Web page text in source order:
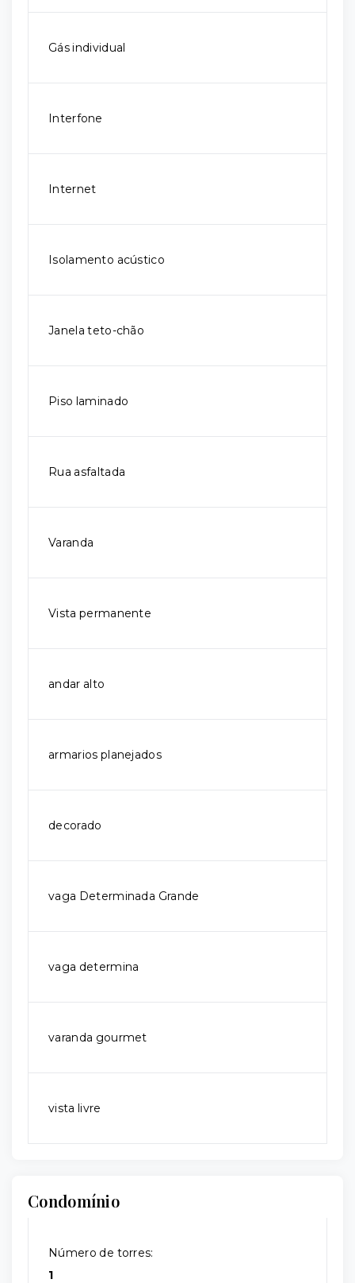
Gás individual
Interfone
Internet
Isolamento acústico
Janela teto-chão
Piso laminado
Rua asfaltada
Varanda
Vista permanente
andar alto
armarios planejados
decorado
vaga Determinada Grande
vaga determina
varanda gourmet
vista livre
Condomínio
Número de torres:
1